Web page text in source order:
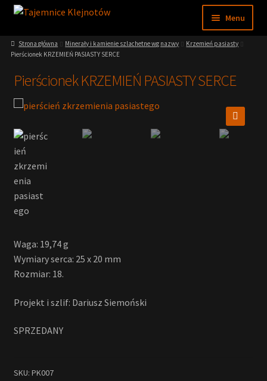
Przejdź
nawigacji
Przejdź
treści
Menu
Sklep
Moje konto
Regulamin
Nasze muzeum
Wiedza
Strona główna Minerały i kamienie szlachetne wg nazwy
Krzemień pasiasty
Pierścionek KRZEMIEŃ PASIASTY SERCE
Pierścionek KRZEMIEŃ PASIASTY SERCE
Waga: 19,74 g
Wymiary serca: 25 x 20 mm
Rozmiar: 18.
Projekt i szlif: Dariusz Siemoński
SPRZEDANY
SKU: PK007